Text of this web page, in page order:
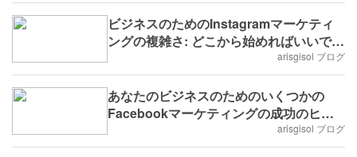
ビジネスのためのInstagramマーケティ
ングの複雑さ: どこから始めればいいです
arisgisol ブログ
あなたのビジネスのためのいくつかの
Facebookマーケティングの成功のヒン
arisgisol ブログ